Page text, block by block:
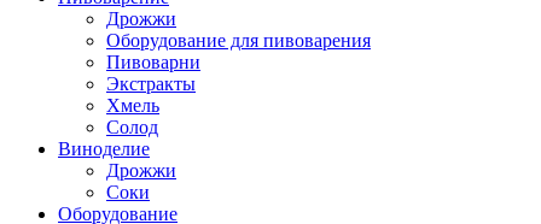
Дрожжи
Оборудование для пивоварения
Пивоварни
Экстракты
Хмель
Солод
Виноделие
Дрожжи
Соки
Оборудование